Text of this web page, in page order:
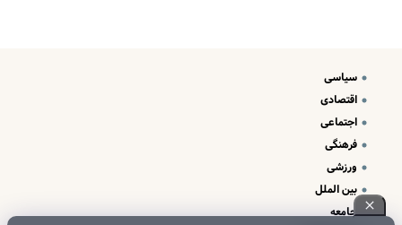
سیاسی
اقتصادی
اجتماعی
فرهنگی
ورزشی
بین الملل
جامعه